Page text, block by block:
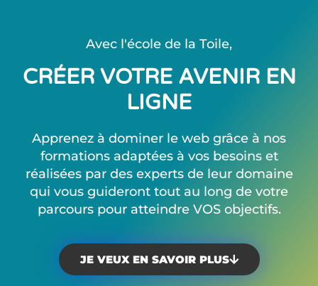
Avec l'école de la Toile,
CRÉER VOTRE AVENIR EN
LIGNE
Apprenez à dominer le web grâce à nos
formations adaptées à vos besoins et
réalisées par des experts de leur domaine
qui vous guideront tout au long de votre
parcours pour atteindre VOS objectifs.
JE VEUX EN SAVOIR PLUS